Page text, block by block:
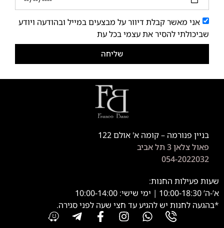
אני מאשר קבלת דיוור על מבצעים במייל ובהודעה ויודע
שביכולתי להסיר את עצמי בכל עת
שליחה
בניין פנורמה – קומה א' אולם 122
פאול צלאן 3 תל אביב
054-2022032
שעות פעילות החנות:
א’-ה’ 10:00-18:30 | ימי שישי: 10:00-14:00
*בהגעה לחנות יש להגיע עד חצי שעה לפני סגירה.